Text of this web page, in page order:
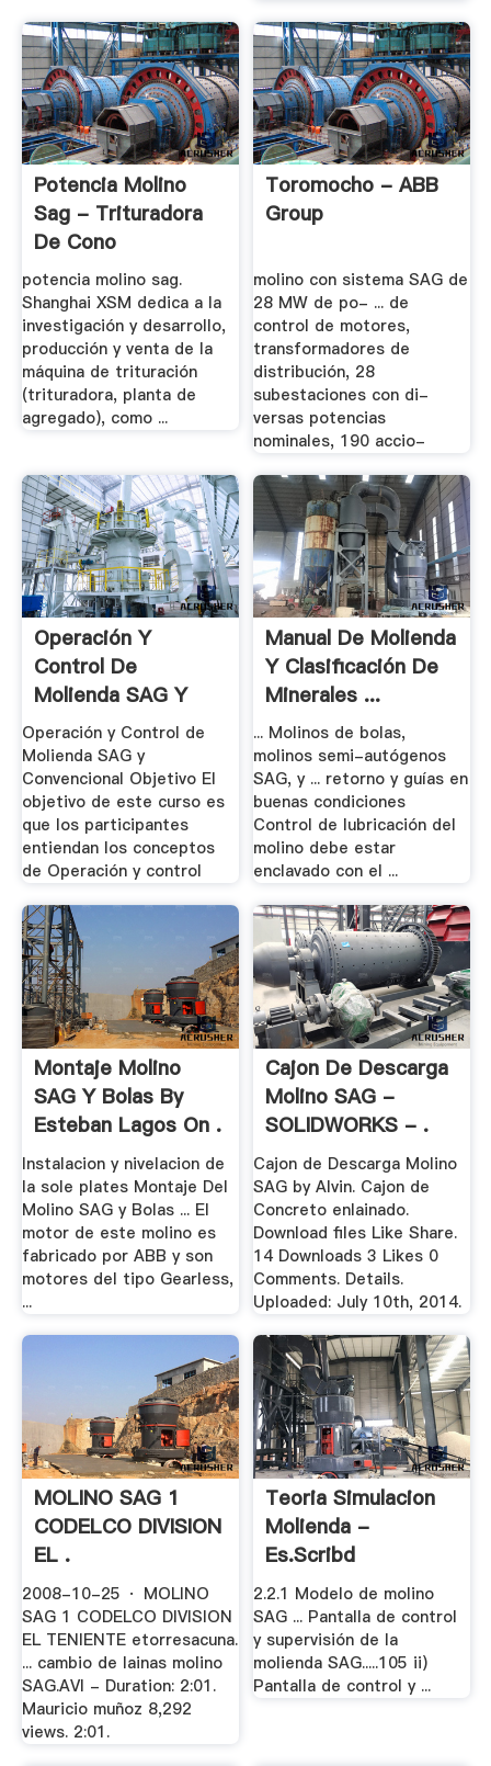
Potencia Molino
Sag - Trituradora
De Cono
potencia molino sag.
Shanghai XSM dedica a la
investigación y desarrollo,
producción y venta de la
máquina de trituración
(trituradora, planta de
agregado), como ...
Toromocho - ABB
Group
molino con sistema SAG de
28 MW de po- ... de
control de motores,
transformadores de
distribución, 28
subestaciones con di-
versas potencias
nominales, 190 accio-
Operación Y
Control De
Molienda SAG Y
Convencional
Operación y Control de
Molienda SAG y
Convencional Objetivo El
objetivo de este curso es
que los participantes
entiendan los conceptos
de Operación y control
Manual De Molienda
Y Clasificación De
Minerales ...
... Molinos de bolas,
molinos semi-autógenos
SAG, y ... retorno y guías en
buenas condiciones
Control de lubricación del
molino debe estar
enclavado con el ...
Montaje Molino
SAG Y Bolas By
Esteban Lagos On .
Instalacion y nivelacion de
la sole plates Montaje Del
Molino SAG y Bolas ... El
motor de este molino es
fabricado por ABB y son
motores del tipo Gearless,
...
Cajon De Descarga
Molino SAG -
SOLIDWORKS - .
Cajon de Descarga Molino
SAG by Alvin. Cajon de
Concreto enlainado.
Download files Like Share.
14 Downloads 3 Likes 0
Comments. Details.
Uploaded: July 10th, 2014.
MOLINO SAG 1
CODELCO DIVISION
EL .
2008-10-25 · MOLINO
SAG 1 CODELCO DIVISION
EL TENIENTE etorresacuna.
... cambio de lainas molino
SAG.AVI - Duration: 2:01.
Mauricio muñoz 8,292
views. 2:01.
Teoria Simulacion
Molienda -
Es.scribd
2.2.1 Modelo de molino
SAG ... Pantalla de control
y supervisión de la
molienda SAG.....105 ii)
Pantalla de control y ...